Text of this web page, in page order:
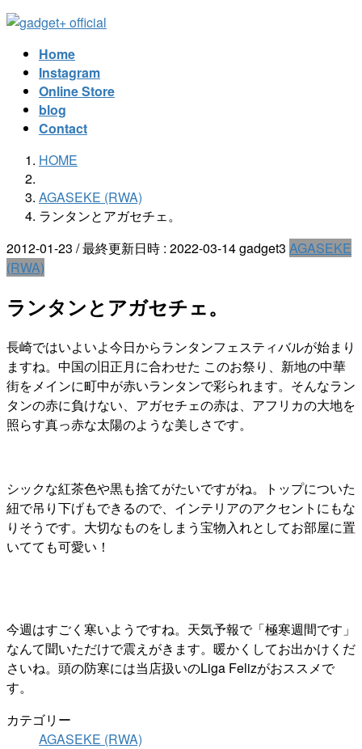
コ
ナ
Home
Instagram
Online Store
blog
Contact
HOME
AGASEKE (RWA)
ランタンとアガセチェ。
2012-01-23 / 最終更新日時 : 2022-03-14gadget3 AGASEKE
(RWA)
ランタンとアガセチェ。
長崎ではいよいよ今日からランタンフェスティバルが始まり
ますね。中国の旧正月に合わせた このお祭り、新地の中華
街をメインに町中が赤いランタンで彩られます。そんなラン
タンの赤に負けない、アガセチェの赤は、アフリカの大地を
照らす真っ赤な太陽のような美しさです。
シックな紅茶色や黒も捨てがたいですがね。トップについた
紐で吊り下げもできるので、インテリアのアクセントにもな
りそうです。大切なものをしまう宝物入れとしてお部屋に置
いてても可愛い！
今週はすごく寒いようですね。天気予報で「極寒週間です」
なんて聞いただけで震えがきます。暖かくしてお出かけくだ
さいね。頭の防寒には当店扱いのLiga Felizがおススメで
す。
カテゴリー
AGASEKE (RWA)